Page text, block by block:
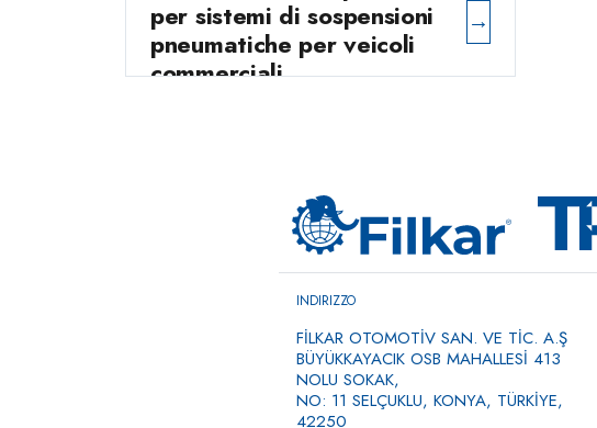
per sistemi di sospensioni
pneumatiche per veicoli
commerciali
→
INDIRIZZO
FİLKAR OTOMOTİV SAN. VE TİC. A.Ş
BÜYÜKKAYACIK OSB MAHALLESİ 413
NOLU SOKAK,
NO: 11 SELÇUKLU, KONYA, TÜRKİYE,
42250